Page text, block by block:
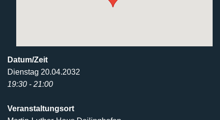
Datum/Zeit
Dienstag 20.04.2032
19:30 - 21:00
Veranstaltungsort